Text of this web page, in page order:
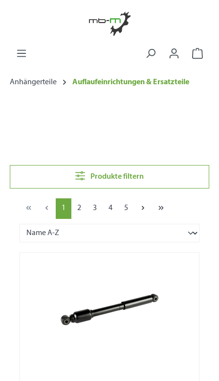
Anhängerteile Auflaufeinrichtungen & Ersatzteile
Produkte filtern
1 2 3 4 5